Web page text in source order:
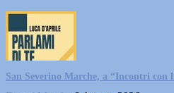
San Severino Marche, a “Incontri con